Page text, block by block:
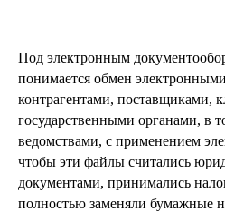
Под электронным
понимается обмен
контрагентами, поставщиками,
государственными органами, в
ведомствами, с применением
чтобы эти файлы считались
документами, принимались
полностью заменяли бумажные